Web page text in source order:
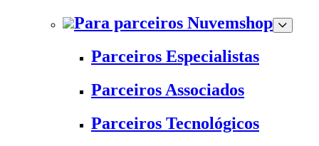
Para parceiros Nuvemshop
Parceiros Especialistas
Parceiros Associados
Parceiros Tecnológicos